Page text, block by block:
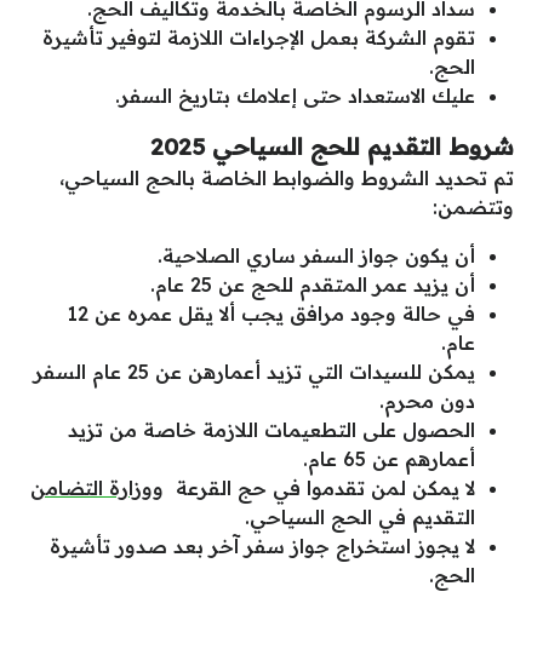
سداد الرسوم الخاصة بالخدمة وتكاليف الحج.
تقوم الشركة بعمل الإجراءات اللازمة لتوفير تأشيرة
الحج.
عليك الاستعداد حتى إعلامك بتاريخ السفر.
شروط التقديم للحج السياحي 2025
تم تحديد الشروط والضوابط الخاصة بالحج السياحي،
وتتضمن:
أن يكون جواز السفر ساري الصلاحية.
أن يزيد عمر المتقدم للحج عن 25 عام.
في حالة وجود مرافق يجب ألا يقل عمره عن 12
عام.
يمكن للسيدات التي تزيد أعمارهن عن 25 عام السفر
دون محرم.
الحصول على التطعيمات اللازمة خاصة من تزيد
أعمارهم عن 65 عام.
لا يمكن لمن تقدموا في حج القرعة ووزارة التضامن
التقديم في الحج السياحي.
لا يجوز استخراج جواز سفر آخر بعد صدور تأشيرة
الحج.